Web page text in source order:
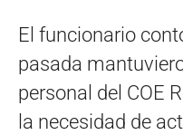
El funcionario
pasada
personal del COE
la necesidad de